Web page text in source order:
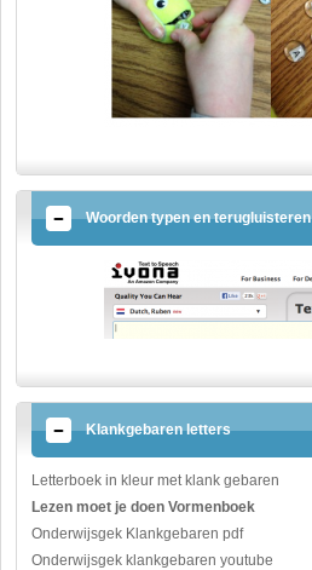
Woorden typen en terugluisteren
Klankgebaren letters
Letterboek in kleur met klank gebaren
Lezen moet je doen Vormenboek
Onderwijsgek Klankgebaren pdf
Onderwijsgek klankgebaren youtube